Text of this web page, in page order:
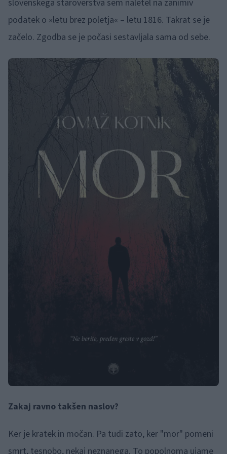
slovenskega staroverstva sem naletel na zanimiv
podatek o »letu brez poletja« – letu 1816. Takrat se je
začelo. Zgodba se je počasi sestavljala sama od sebe.
Zakaj ravno takšen naslov?
Ker je kratek in močan. Pa tudi zato, ker "mor" pomeni
smrt, tesnobo, nekaj neznanega. To popolnoma ujame